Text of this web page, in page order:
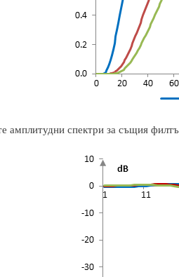
амплитудни спектри за същия